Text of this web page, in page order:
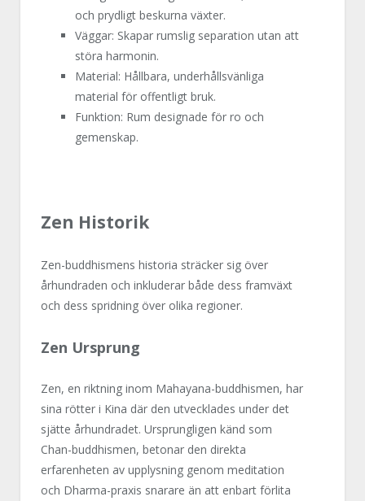
och prydligt beskurna växter.
Väggar: Skapar rumslig separation utan att
störa harmonin.
Material: Hållbara, underhållsvänliga
material för offentligt bruk.
Funktion: Rum designade för ro och
gemenskap.
Zen Historik
Zen-buddhismens historia sträcker sig över
århundraden och inkluderar både dess framväxt
och dess spridning över olika regioner.
Zen Ursprung
Zen, en riktning inom Mahayana-buddhismen, har
sina rötter i Kina där den utvecklades under det
sjätte århundradet. Ursprungligen känd som
Chan-buddhismen, betonar den direkta
erfarenheten av upplysning genom meditation
och Dharma-praxis snarare än att enbart förlita